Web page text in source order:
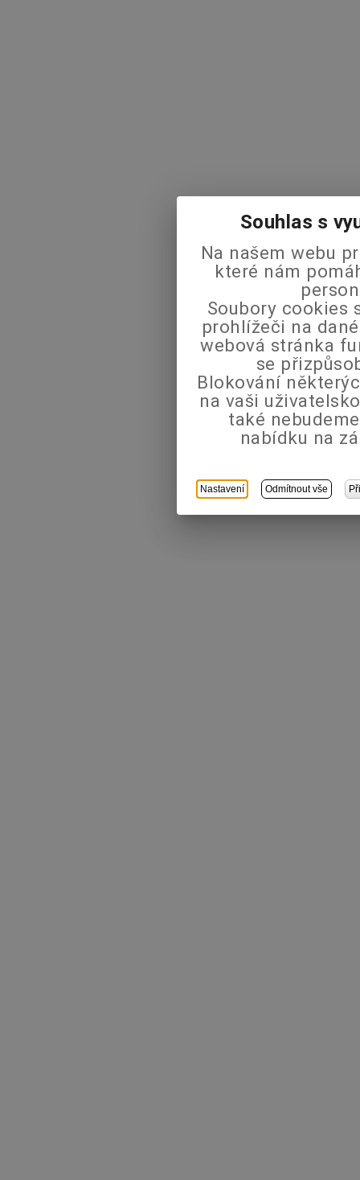
Souhlas s
Na našem webu
které nám
Soubory cookies
prohlížeči na
webová stránka
se
Blokování
na vaši
také
nabídku na
Nastavení Odmítnout vše